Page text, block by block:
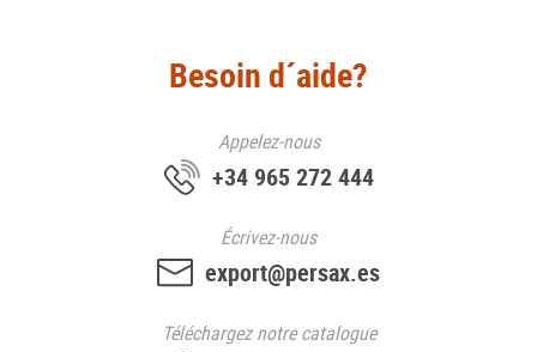
Besoin d´aide?
Appelez-nous
+34 965 272 444
Écrivez-nous
export@persax.es
Téléchargeznotre catalogue